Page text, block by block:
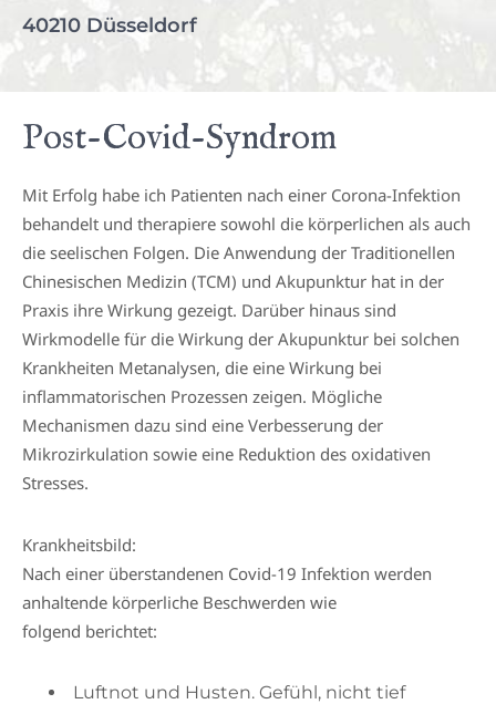
40210 Düsseldorf
Post-Covid-Syndrom
Mit Erfolg habe ich Patienten nach einer Corona-Infektion
behandelt und therapiere sowohl die körperlichen als auch
die seelischen Folgen. Die Anwendung der Traditionellen
Chinesischen Medizin (TCM) und Akupunktur hat in der
Praxis ihre Wirkung gezeigt. Darüber hinaus sind
Wirkmodelle für die Wirkung der Akupunktur bei solchen
Krankheiten Metanalysen, die eine Wirkung bei
inflammatorischen Prozessen zeigen. Mögliche
Mechanismen dazu sind eine Verbesserung der
Mikrozirkulation sowie eine Reduktion des oxidativen
Stresses.
Krankheitsbild:
Nach einer überstandenen Covid-19 Infektion werden
anhaltende körperliche Beschwerden wie
folgend berichtet:
Luftnot und Husten. Gefühl, nicht tief